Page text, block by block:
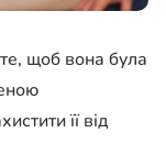
щоб вона була
її від